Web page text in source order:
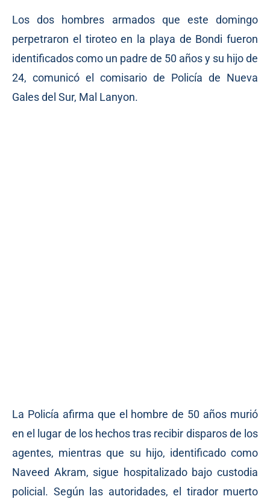
Los dos hombres armados que este domingo
perpetraron el tiroteo en la playa de Bondi fueron
identificados como un padre de 50 años y su hijo de
24, comunicó el comisario de Policía de Nueva
Gales del Sur, Mal Lanyon.
La Policía afirma que el hombre de 50 años murió
en el lugar de los hechos tras recibir disparos de los
agentes, mientras que su hijo, identificado como
Naveed Akram, sigue hospitalizado bajo custodia
policial. Según las autoridades, el tirador muerto